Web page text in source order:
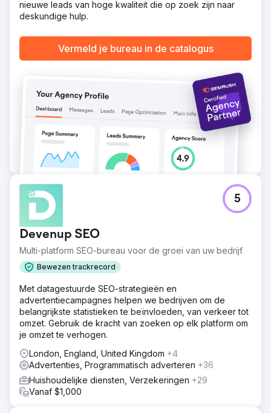
nieuwe leads van hoge kwaliteit die op zoek zijn naar
deskundige hulp.
Vermeld je bureau in de catalogus
Devenup SEO
Multi-platform SEO-bureau voor de groei van uw bedrijf
Bewezen trackrecord
5
Met datagestuurde SEO-strategieën en
advertentiecampagnes helpen we bedrijven om de
belangrijkste statistieken te beïnvloeden, van verkeer tot
omzet. Gebruik de kracht van zoeken op elk platform om
je omzet te verhogen.
London, England, United Kingdom +4
Advertenties, Programmatisch adverteren +36
Huishoudelijke diensten, Verzekeringen +29
Vanaf $1,000